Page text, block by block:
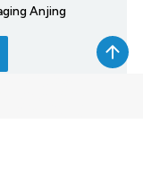
Anjing